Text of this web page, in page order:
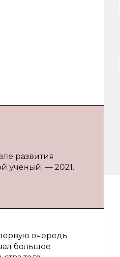
развития
ученый. — 2021.
очередь
большое